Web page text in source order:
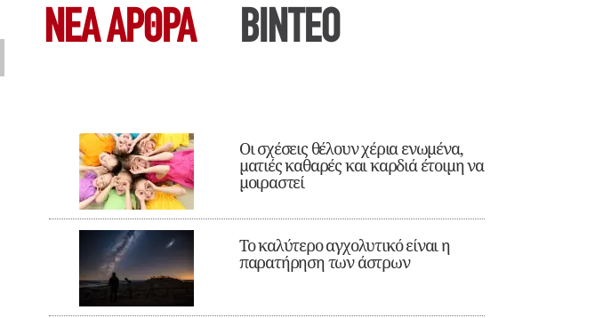
ΝΕΑ ΆΡΘΡΑ ΒΙΝΤΕΟ
Οι σχέσεις θέλουν χέρια ενωμένα,
ματιές καθαρές και καρδιά έτοιμη να
μοιραστεί
Το καλύτερο αγχολυτικό είναι η
παρατήρηση των άστρων